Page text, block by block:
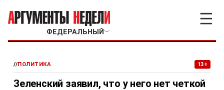
ФЕДЕРАЛЬНЫЙ ﹀
☰
//ПОЛИТИКА 13+
Зеленский заявил, что у него нет четкой